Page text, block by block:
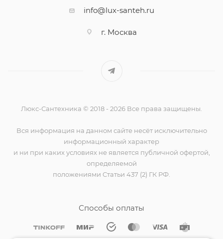
info@lux-santeh.ru
г. Москва
Люкс-Сантехника © 2018 - 2026 Все права защищены.
Вся информация на данном сайте несёт исключительно
информационный характер
и ни при каких условиях не является публичной офертой,
определяемой
положениями Статьи 437 (2) ГК РФ.
Способы оплаты